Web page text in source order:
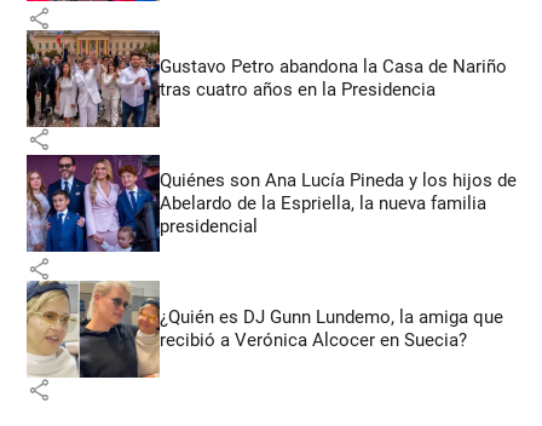
share
Gustavo Petro abandona la Casa de Nariño
tras cuatro años en la Presidencia
share
Quiénes son Ana Lucía Pineda y los hijos de
Abelardo de la Espriella, la nueva familia
presidencial
share
¿Quién es DJ Gunn Lundemo, la amiga que
recibió a Verónica Alcocer en Suecia?
share